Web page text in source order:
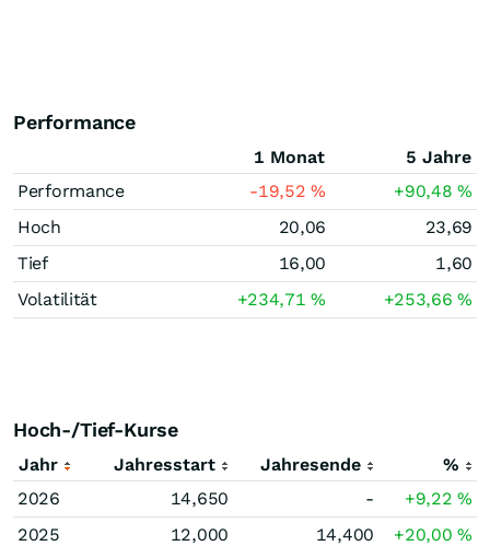
Performance
1 Monat
5 Jahre
Performance
-19,52% +90,48%
Hoch
20,06
23,69
Tief
16,00
1,60
Volatilität
+234,71% +253,66%
Hoch-/Tief-Kurse
Jahr Jahresstart Jahresende
%
2026
14,650 - +9,22%
2025
12,000 14,400 +20,00%